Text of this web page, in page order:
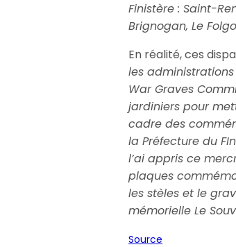
Finistère : Saint-
Brignogan, Le
En réalité, ces
les
War Graves
jardiniers pour
cadre des
la Préfecture du
l’ai appris ce
plaques
les stèles et le
mémorielle Le
Source